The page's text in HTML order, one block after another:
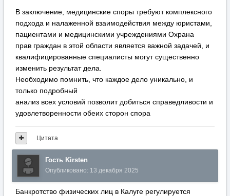
В заключение, медицинские споры требуют комплексного
подхода и налаженной взаимодействия между юристами,
пациентами и медицинскими учреждениями Охрана
прав граждан в этой области является важной задачей, и
квалифицированные специалисты могут существенно
изменить результат дела.
Необходимо помнить, что каждое дело уникально, и
только подробный
анализ всех условий позволит добиться справедливости и
удовлетворенности обеих сторон спора
Цитата
Гость Kirsten
Опубликовано: 13 декабря 2025
Банкротство физических лиц в Калуге регулируется